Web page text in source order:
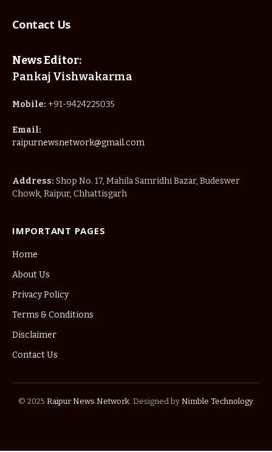
Contact Us
News Editor:
Pankaj Vishwakarma
Mobile: +91-9424225035
Email:
raipurnewsnetwork@gmail.com
Address: Shop No. 17, Mahila Samridhi Bazar, Budeswer
Chowk, Raipur, Chhattisgarh
IMPORTANT PAGES
Home
About Us
Privacy Policy
Terms & Conditions
Disclaimer
Contact Us
© 2025 Raipur News Network. Designed by Nimble Technology.